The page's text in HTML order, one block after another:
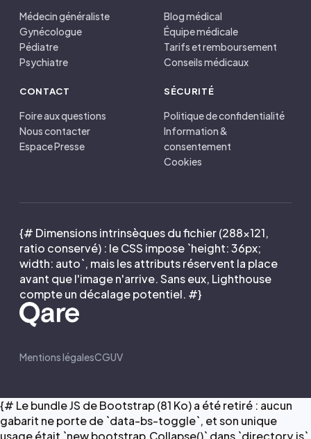
Médecin généraliste
Gynécologue
Pédiatre
Psychiatre
Blog médical
Équipe médicale
Tarifs et remboursement
Conseils médicaux
CONTACT
Foire aux questions
Nous contacter
Espace Presse
SÉCURITÉ
Politique de confidentialité
Information &
consentement
Cookies
{# Dimensions intrinsèques du fichier (288×121,
ratio conservé) : le CSS impose `height: 36px;
width: auto`, mais les attributs réservent la place
avant que l'image n'arrive. Sans eux, Lighthouse
compte un décalage potentiel. #}
Mentions légalesCGUV
{# Le bundle JS de Bootstrap (81 Ko) a été retiré : aucun
gabarit ne porte de `data-bs-toggle`, et son unique
usage était `new bootstrap.Collapse()` dans `directory.js`